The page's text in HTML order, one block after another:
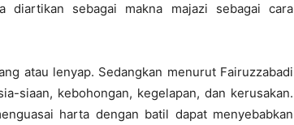
diartikan sebagai makna majazi sebagai cara
atau lenyap. Sedangkan menurut Fairuzzabadi
siaan, kebohongan, kegelapan, dan kerusakan.
harta dengan batil dapat menyebabkan